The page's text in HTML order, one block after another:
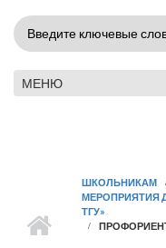
ФОРМА
ПОИСКА
ШКОЛЬНИКАМ
МЕРОПРИЯТИЯ
ТГУ»